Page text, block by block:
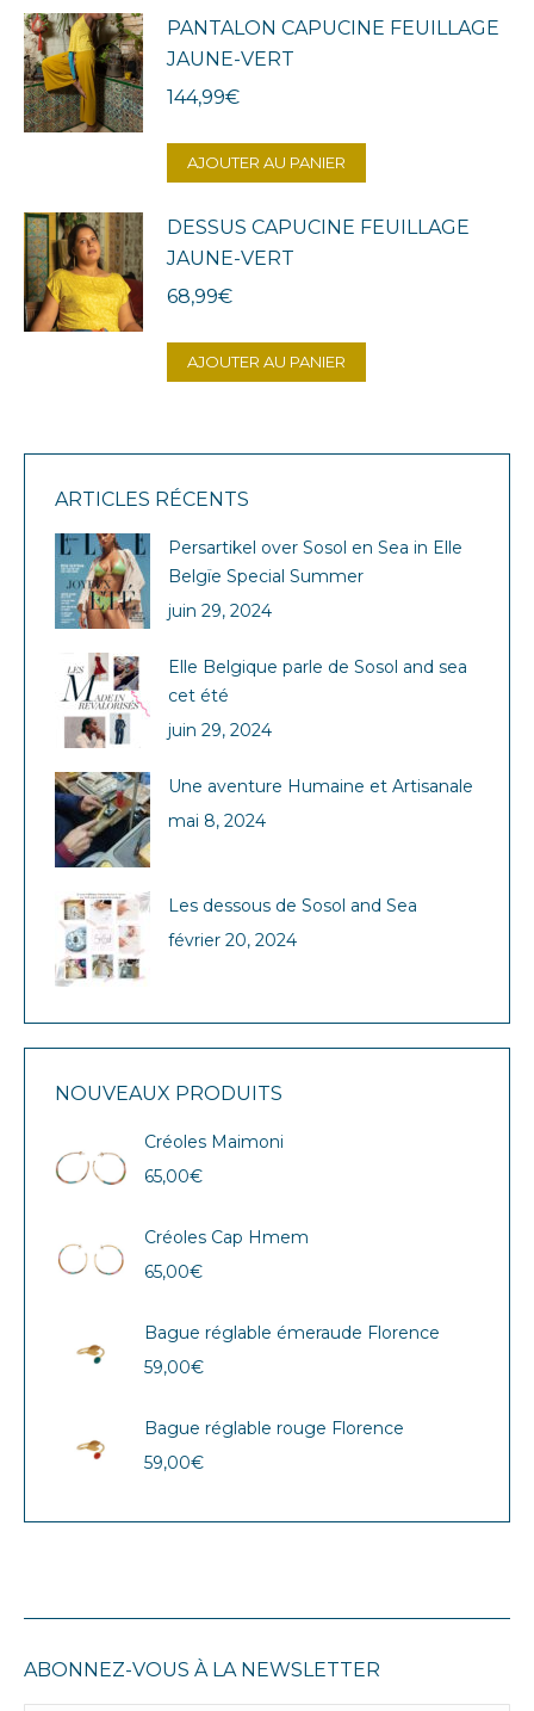
PANTALON CAPUCINE FEUILLAGE
JAUNE-VERT
144,99€
AJOUTER AU PANIER
DESSUS CAPUCINE FEUILLAGE
JAUNE-VERT
68,99€
AJOUTER AU PANIER
ARTICLES RÉCENTS
Persartikel over Sosol en Sea in Elle
Belgïe Special Summer
juin 29, 2024
Elle Belgique parle de Sosol and sea
cet été
juin 29, 2024
Une aventure Humaine et Artisanale
mai 8, 2024
Les dessous de Sosol and Sea
février 20, 2024
NOUVEAUX PRODUITS
Créoles Maimoni
65,00€
Créoles Cap Hmem
65,00€
Bague réglable émeraude Florence
59,00€
Bague réglable rouge Florence
59,00€
ABONNEZ-VOUS À LA NEWSLETTER